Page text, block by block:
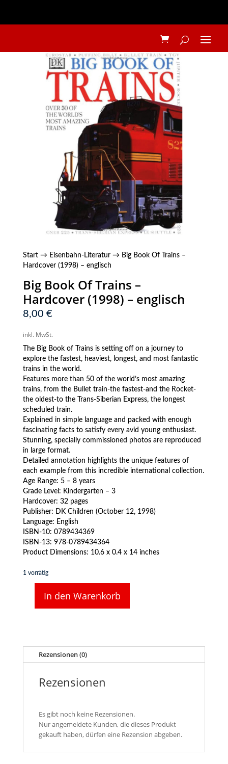
Start→ Eisenbahn-Literatur→ Big Book Of Trains –
Hardcover (1998) – englisch
Big Book Of Trains –
Hardcover (1998) – englisch
8,00 €
inkl. MwSt.
The Big Book of Trains is setting off on a journey to
explore the fastest, heaviest, longest, and most fantastic
trains in the world.
Features more than 50 of the world’s most amazing
trains, from the Bullet train-the fastest-and the Rocket-
the oldest-to the Trans-Siberian Express, the longest
scheduled train.
Explained in simple language and packed with enough
fascinating facts to satisfy every avid young enthusiast.
Stunning, specially commissioned photos are reproduced
in large format.
Detailed annotation highlights the unique features of
each example from this incredible international collection.
Age Range: 5 – 8 years
Grade Level: Kindergarten – 3
Hardcover: 32 pages
Publisher: DK Children (October 12, 1998)
Language: English
ISBN-10: 0789434369
ISBN-13: 978-0789434364
Product Dimensions: 10.6 x 0.4 x 14 inches
1 vorrätig
Book
Hardcover
(1998)
englisch
In den Warenkorb
Rezensionen (0)
Rezensionen
Es gibt noch keine Rezensionen.
Nur angemeldete Kunden, die dieses Produkt
gekauft haben, dürfen eine Rezension abgeben.